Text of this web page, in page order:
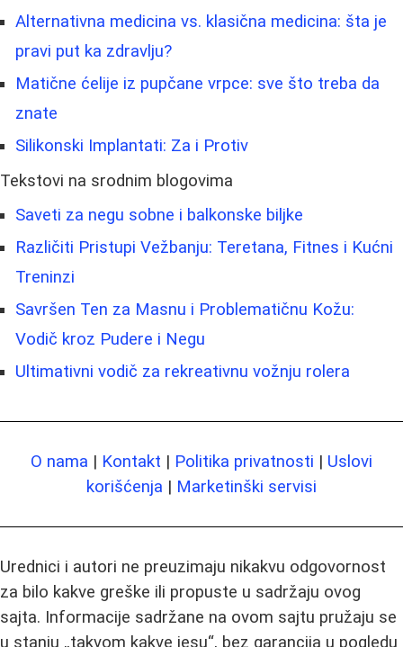
Alternativna medicina vs. klasična medicina: šta je
pravi put ka zdravlju?
Matične ćelije iz pupčane vrpce: sve što treba da
znate
Silikonski Implantati: Za i Protiv
Tekstovi na srodnim blogovima
Saveti za negu sobne i balkonske biljke
Različiti Pristupi Vežbanju: Teretana, Fitnes i Kućni
Treninzi
Savršen Ten za Masnu i Problematičnu Kožu:
Vodič kroz Pudere i Negu
Ultimativni vodič za rekreativnu vožnju rolera
O nama | Kontakt | Politika privatnosti | Uslovi
korišćenja | Marketinški servisi
Urednici i autori ne preuzimaju nikakvu odgovornost
za bilo kakve greške ili propuste u sadržaju ovog
sajta. Informacije sadržane na ovom sajtu pružaju se
u stanju „takvom kakve jesu“, bez garancija u pogledu